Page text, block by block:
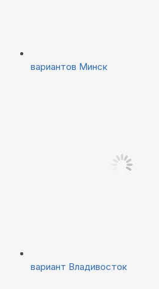
вариантов Минск
вариант Владивосток